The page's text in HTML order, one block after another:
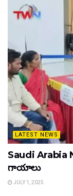
LATEST NEWS
Saudi Arabia
గాయాలు
JULY 1, 2025